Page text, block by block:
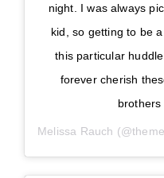
night. I was always
kid, so getting to be
this particular
forever cherish
brothers
Melissa Rauch